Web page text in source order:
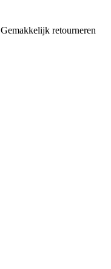
Gemakkelijk retourneren